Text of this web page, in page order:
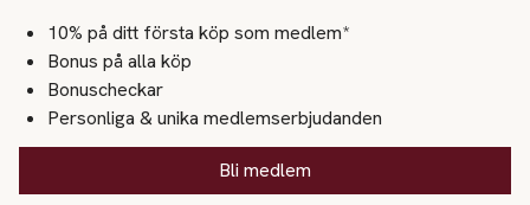
10% på ditt första köp som medlem*
Bonus på alla köp
Bonuscheckar
Personliga & unika medlemserbjudanden
Bli medlem